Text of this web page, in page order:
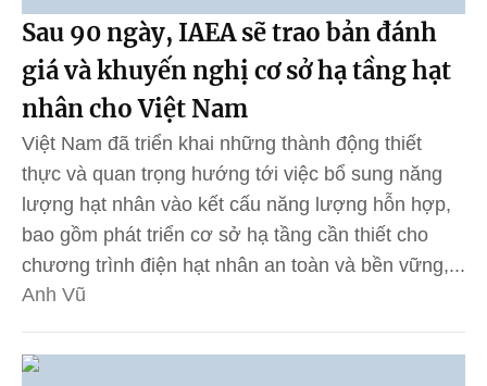
Sau 90 ngày, IAEA sẽ trao bản đánh
giá và khuyến nghị cơ sở hạ tầng hạt
nhân cho Việt Nam
Việt Nam đã triển khai những thành động thiết
thực và quan trọng hướng tới việc bổ sung năng
lượng hạt nhân vào kết cấu năng lượng hỗn hợp,
bao gồm phát triển cơ sở hạ tầng cần thiết cho
chương trình điện hạt nhân an toàn và bền vững,...
Anh Vũ